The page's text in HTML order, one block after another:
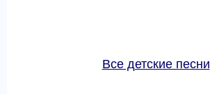
Все детские песни